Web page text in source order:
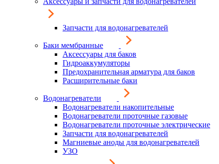
Запчасти для водонагревателей
Баки мембранные
Аксессуары для баков
Гидроаккумуляторы
Предохранительная арматура для баков
Расширительные баки
Водонагреватели
Водонагреватели накопительные
Водонагреватели проточные газовые
Водонагреватели проточные электрические
Запчасти для водонагревателей
Магниевые аноды для водонагревателей
УЗО